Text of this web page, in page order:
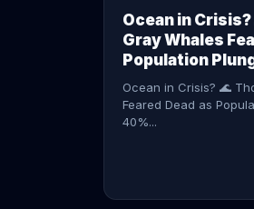
Ocean in
Gray Whales
Population
Ocean in Crisis? 🌊
Feared Dead as
40%...